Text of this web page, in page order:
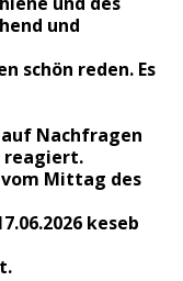
und
schön reden. Es
Nachfragen
reagiert.
Mittag des
keseb